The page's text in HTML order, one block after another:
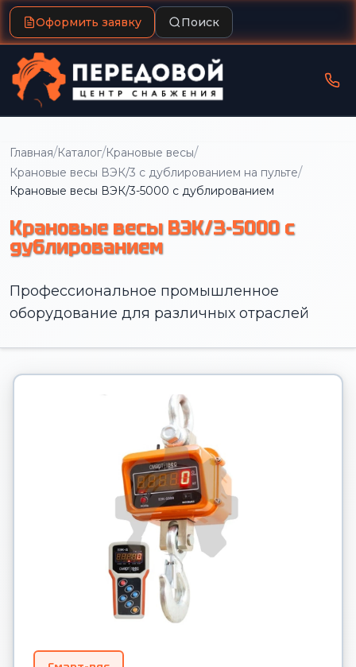
Оформить заявку Поиск
Главная/Каталог/Крановые весы/
Крановые весы ВЭК/3 с дублированием на пульте/
Крановые весы ВЭК/3-5000 с дублированием
Крановые весы ВЭК/3-5000 с
дублированием
Профессиональное промышленное
оборудование для различных отраслей